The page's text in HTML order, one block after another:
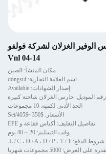
الوفير الغزلان لشركة فولفو
Vnl 04-14
مكان المنشأ: الصين
اسم العلامة التجارية: dongsui
إصدار الشهادات: Available
رقم الموديل: حارس الغزلان شاحنة كبيرة
الحد الأدنى لكمية: 10 مجموعات
الأسعار: $350~$405/Set
تفاصيل التغليف: أكياس فقاعة و EPE
وقت التسليم: 20 ~ 40 يوم
شروط الدفع: L / C ، D / A ، D / P ، T / T.
على العرض: 5000 مجموعات شهريا